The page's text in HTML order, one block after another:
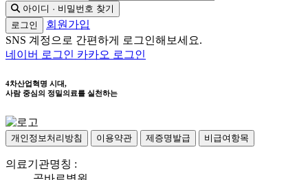
아이디 · 비밀번호 찾기
로그인
회원가입
SNS 계정으로 간편하게 로그인해보세요.
네이버 로그인 카카오 로그인
4차산업혁명 시대,
사람 중심의 정밀의료를 실천하는
개인정보처리방침 이용약관 제증명발급 비급여항목
의료기관명칭 :